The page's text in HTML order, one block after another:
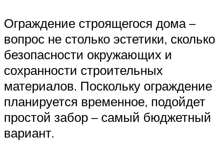
Ограждение строящегося дома –
вопрос не столько эстетики, сколько
безопасности окружающих и
сохранности строительных
материалов. Поскольку ограждение
планируется временное, подойдет
простой забор – самый бюджетный
вариант.